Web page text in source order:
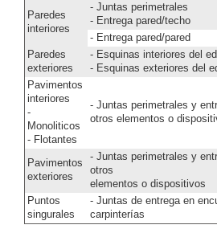
Paredes
interiores
- Juntas perimetrales
- Entrega pared/techo
- Entrega pared/pared
Paredes
exteriores
- Esquinas interiores del
- Esquinas exteriores del
Pavimentos
interiores
-
Monoliticos
- Flotantes
- Juntas perimetrales y
otros elementos o
Pavimentos
exteriores
- Juntas perimetrales y
otros
elementos o dispositivos
Puntos
singurales
- Juntas de entrega en
carpinterías